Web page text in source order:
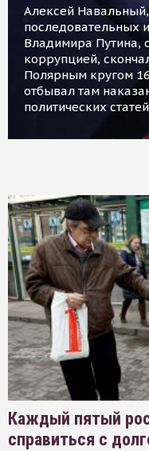
Алексей
последовательных
Владимира Путина,
коррупцией,
Полярным кругом
отбывал там
политических статей
Каждый пятый
справиться с